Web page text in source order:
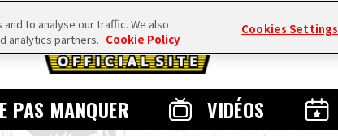
PAS MANQUER VIDÉOS
to analyse our traffic. We also
analytics partners. Cookie Policy
Cookies Settings